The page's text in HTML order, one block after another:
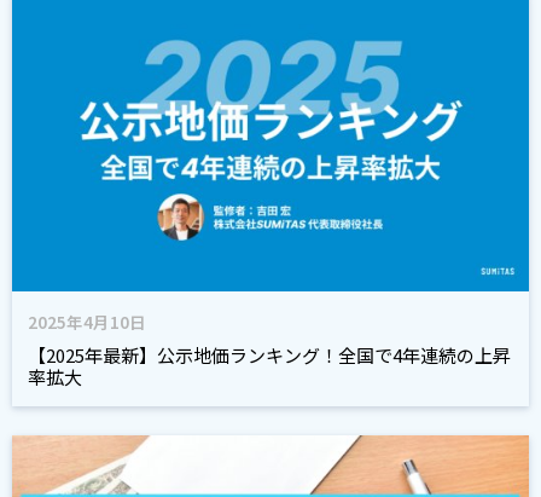
2025年4月10日
【2025年最新】公示地価ランキング！全国で4年連続の上昇
率拡大